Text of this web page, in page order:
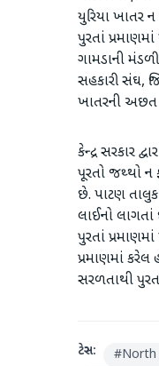
યુરિયા ખાતર
પુરતાં
ગામડાની
સહકારી સંઘ,
ખાતરની અછત
કેન્દ્ર સરકાર
પૂરતો જથ્થો ન
છે. પાટણ
લાઈનો
પુરતાં
પ્રમાણમાં કરેલ
સરળતાથી
ટેગ્સ: #North